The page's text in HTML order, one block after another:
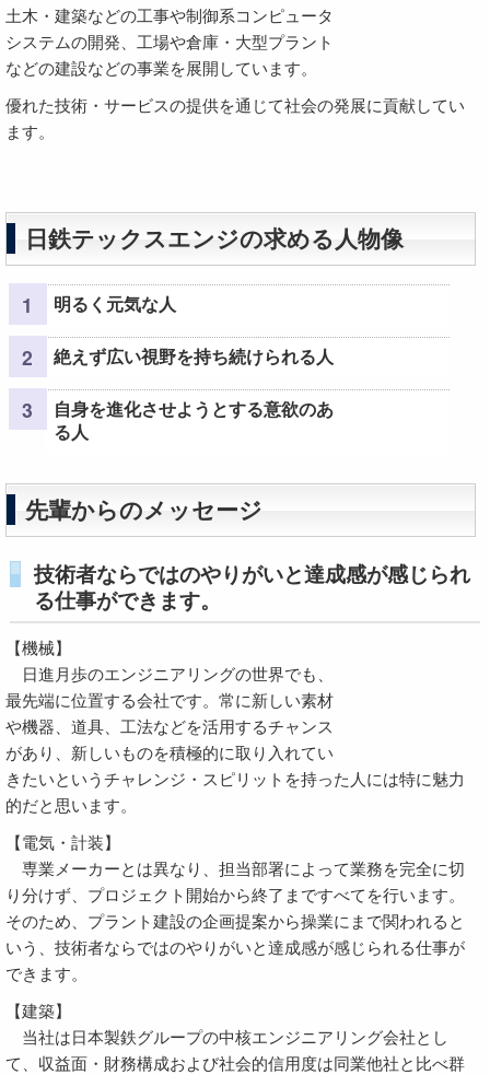
土木・建築などの工事や制御系コンピュータ
システムの開発、工場や倉庫・大型プラント
などの建設などの事業を展開しています。
優れた技術・サービスの提供を通じて社会の発展に貢献してい
ます。
日鉄テックスエンジの求める人物像
明るく元気な人
絶えず広い視野を持ち続けられる人
自身を進化させようとする意欲のあ
る人
先輩からのメッセージ
技術者ならではのやりがいと達成感が感じられ
る仕事ができます。
【機械】
日進月歩のエンジニアリングの世界でも、
最先端に位置する会社です。常に新しい素材
や機器、道具、工法などを活用するチャンス
があり、新しいものを積極的に取り入れてい
きたいというチャレンジ・スピリットを持った人には特に魅力
的だと思います。
【電気・計装】
専業メーカーとは異なり、担当部署によって業務を完全に切
り分けず、プロジェクト開始から終了まですべてを行います。
そのため、プラント建設の企画提案から操業にまで関われると
いう、技術者ならではのやりがいと達成感が感じられる仕事が
できます。
【建築】
当社は日本製鉄グループの中核エンジニアリング会社とし
て、収益面・財務構成および社会的信用度は同業他社と比べ群